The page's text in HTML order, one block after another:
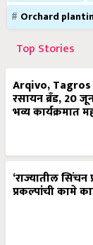
Orchard
Top Stories
Arqivo, Tagros
रसायन ब्रँड, 20
भव्य कार्यक्रमात
‘राज्यातील
प्रकल्पांची कामे